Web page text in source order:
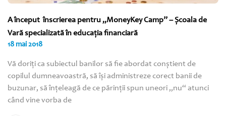
A început înscrierea pentru „MoneyKey Camp” – Şcoala de
Vară specializată în educaţia financiară
18 mai 2018
Vă doriţi ca subiectul banilor să fie abordat conştient de
copilul dumneavoastră, să îşi administreze corect banii de
buzunar, să înţeleagă de ce părinţii spun uneori „nu“ atunci
când vine vorba de